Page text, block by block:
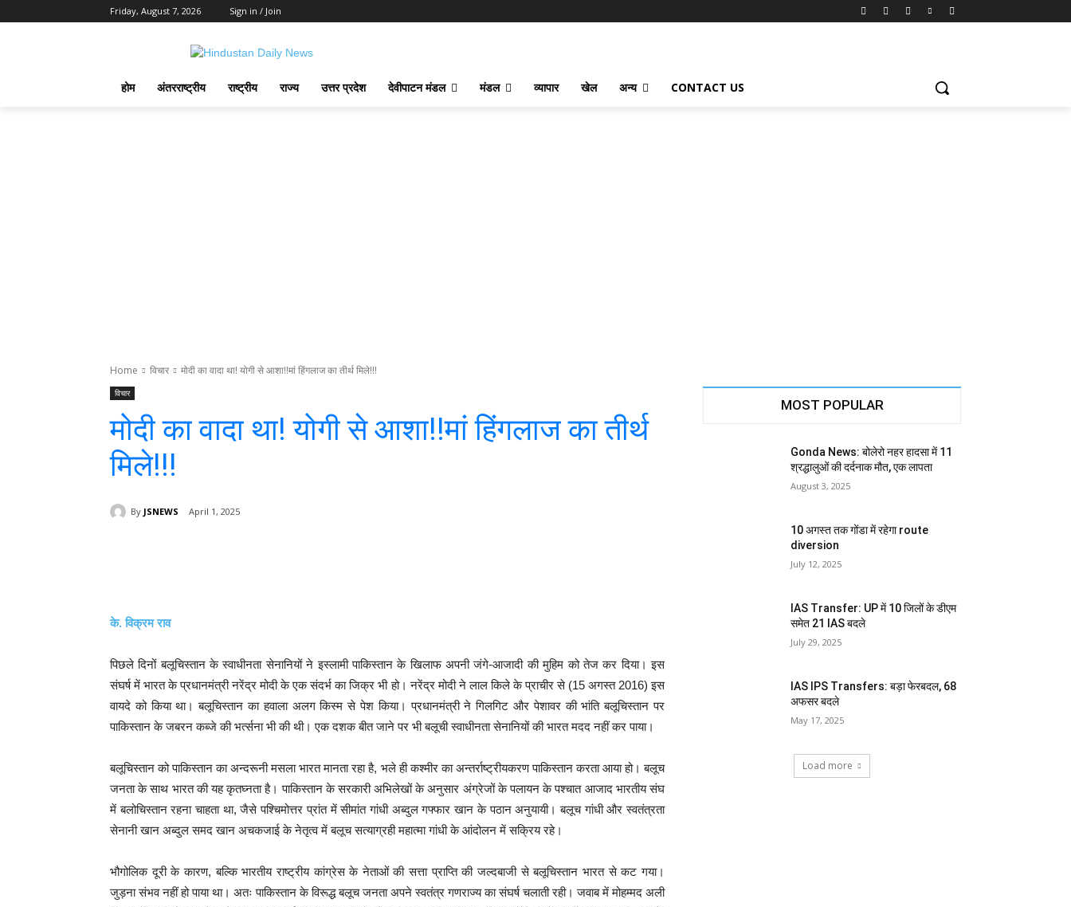
Friday, August 7, 2026 Sign in / Join
होम अंतरराष्ट्रीय राष्ट्रीय राज्य उत्तर प्रदेश देवीपाटन मंडल मंडल व्यापार खेल अन्य CONTACT US
Home विचार मोदी का वादा था! योगी से आशा!!मां हिंगलाज का तीर्थ मिले!!!
विचार
मोदी का वादा था! योगी से आशा!!मां हिंगलाज का तीर्थ
मिले!!!
By JSNEWS April 1, 2025
के. विक्रम राव
पिछले दिनों बलूचिस्तान के स्वाधीनता सेनानियों ने इस्लामी पाकिस्तान के खिलाफ अपनी जंगे-आजादी की मुहिम को तेज कर दिया। इस
संघर्ष में भारत के प्रधानमंत्री नरेंद्र मोदी के एक संदर्भ का जिक्र भी हो। नरेंद्र मोदी ने लाल किले के प्राचीर से (15 अगस्त 2016) इस
वायदे को किया था। बलूचिस्तान का हवाला अलग किस्म से पेश किया। प्रधानमंत्री ने गिलगिट और पेशावर की भांति बलूचिस्तान पर
पाकिस्तान के जबरन कब्जे की भर्त्सना भी की थी। एक दशक बीत जाने पर भी बलूची स्वाधीनता सेनानियों की भारत मदद नहीं कर पाया।
बलूचिस्तान को पाकिस्तान का अन्दरूनी मसला भारत मानता रहा है, भले ही कश्मीर का अन्तर्राष्ट्रीयकरण पाकिस्तान करता आया हो। बलूच
जनता के साथ भारत की यह कृतघ्नता है। पाकिस्तान के सरकारी अभिलेखों के अनुसार अंग्रेजों के पलायन के पश्चात आजाद भारतीय संघ
में बलोचिस्तान रहना चाहता था, जैसे पश्चिमोत्तर प्रांत में सीमांत गांधी अब्दुल गफ्फार खान के पठान अनुयायी। बलूच गांधी और स्वतंत्रता
सेनानी खान अब्दुल समद खान अचकजाई के नेतृत्व में बलूच सत्याग्रही महात्मा गांधी के आंदोलन में सक्रिय रहे।
भौगोलिक दूरी के कारण, बल्कि भारतीय राष्ट्रीय कांग्रेस के नेताओं की सत्ता प्राप्ति की जल्दबाजी से बलूचिस्तान भारत से कट गया।
जुड़ना संभव नहीं हो पाया था। अतः पाकिस्तान के विरूद्ध बलूच जनता अपने स्वतंत्र गणराज्य का संघर्ष चलाती रही। जवाब में मोहम्मद अली
MOST POPULAR
Gonda News: बोलेरो नहर हादसा में 11
श्रद्धालुओं की दर्दनाक मौत, एक लापता
August 3, 2025
10 अगस्त तक गोंडा में रहेगा route
diversion
July 12, 2025
IAS Transfer: UP में 10 जिलों के डीएम
समेत 21 IAS बदले
July 29, 2025
IAS IPS Transfers: बड़ा फेरबदल, 68
अफसर बदले
May 17, 2025
Load more